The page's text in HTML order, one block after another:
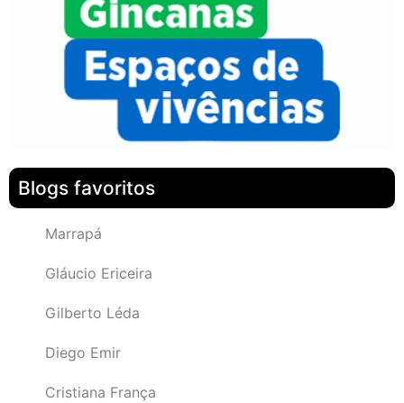
Blogs favoritos
Marrapá
Gláucio Ericeira
Gilberto Léda
Diego Emir
Cristiana França